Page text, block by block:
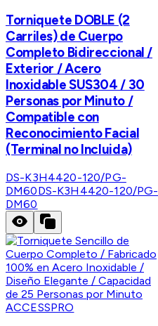
Torniquete DOBLE (2
Carriles) de Cuerpo
Completo Bidireccional /
Exterior / Acero
Inoxidable SUS304 / 30
Personas por Minuto /
Compatible con
Reconocimiento Facial
(Terminal no Incluida)
DS-K3H4420-120/PG-
DM60DS-K3H4420-120/PG-
DM60
ACCESSPRO